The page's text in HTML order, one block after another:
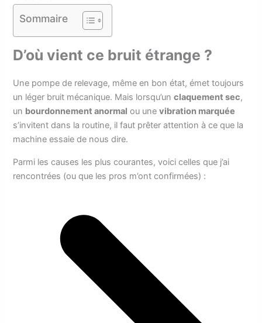
Sommaire
D’où vient ce bruit étrange ?
Une pompe de relevage, même en bon état, émet toujours
un léger bruit mécanique. Mais lorsqu’unclaquement sec,
un bourdonnement anormal ou unevibration marquée
s’invitent dans la routine, il faut prêter attention à ce que la
machine essaie de nous dire.
Parmi les causes les plus courantes, voici celles que j’ai
rencontrées (ou que les pros m’ont confirmées) :